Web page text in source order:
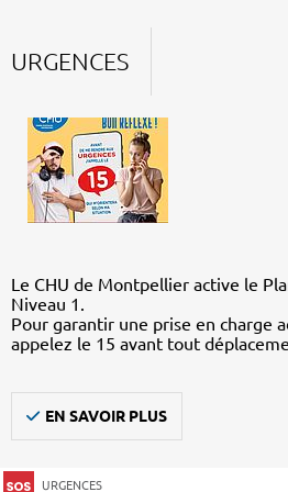
URGENCES
Le CHU de Montpellier active le
Niveau 1.
Pour garantir une prise en charge
appelez le 15 avant tout
EN SAVOIR PLUS
URGENCES